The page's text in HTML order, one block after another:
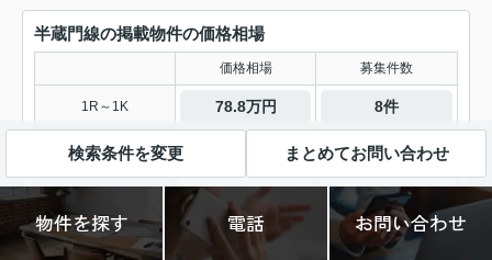
半蔵門線の掲載物件の価格相場
価格相場 募集件数
1R～1K 78.8万円 8件
1DK～1LDK 2件
2K～2LDK -
3K～3LDK 38.5万円 1件
検索条件を変更 まとめてお問い合わせ
物件を探す 電話 お問い合わせ